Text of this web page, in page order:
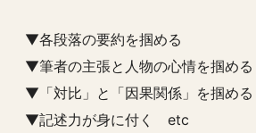
▼各段落の要約を掴める
▼筆者の主張と人物の心情を掴める
▼「対比」と「因果関係」を掴める
▼記述力が身に付く etc